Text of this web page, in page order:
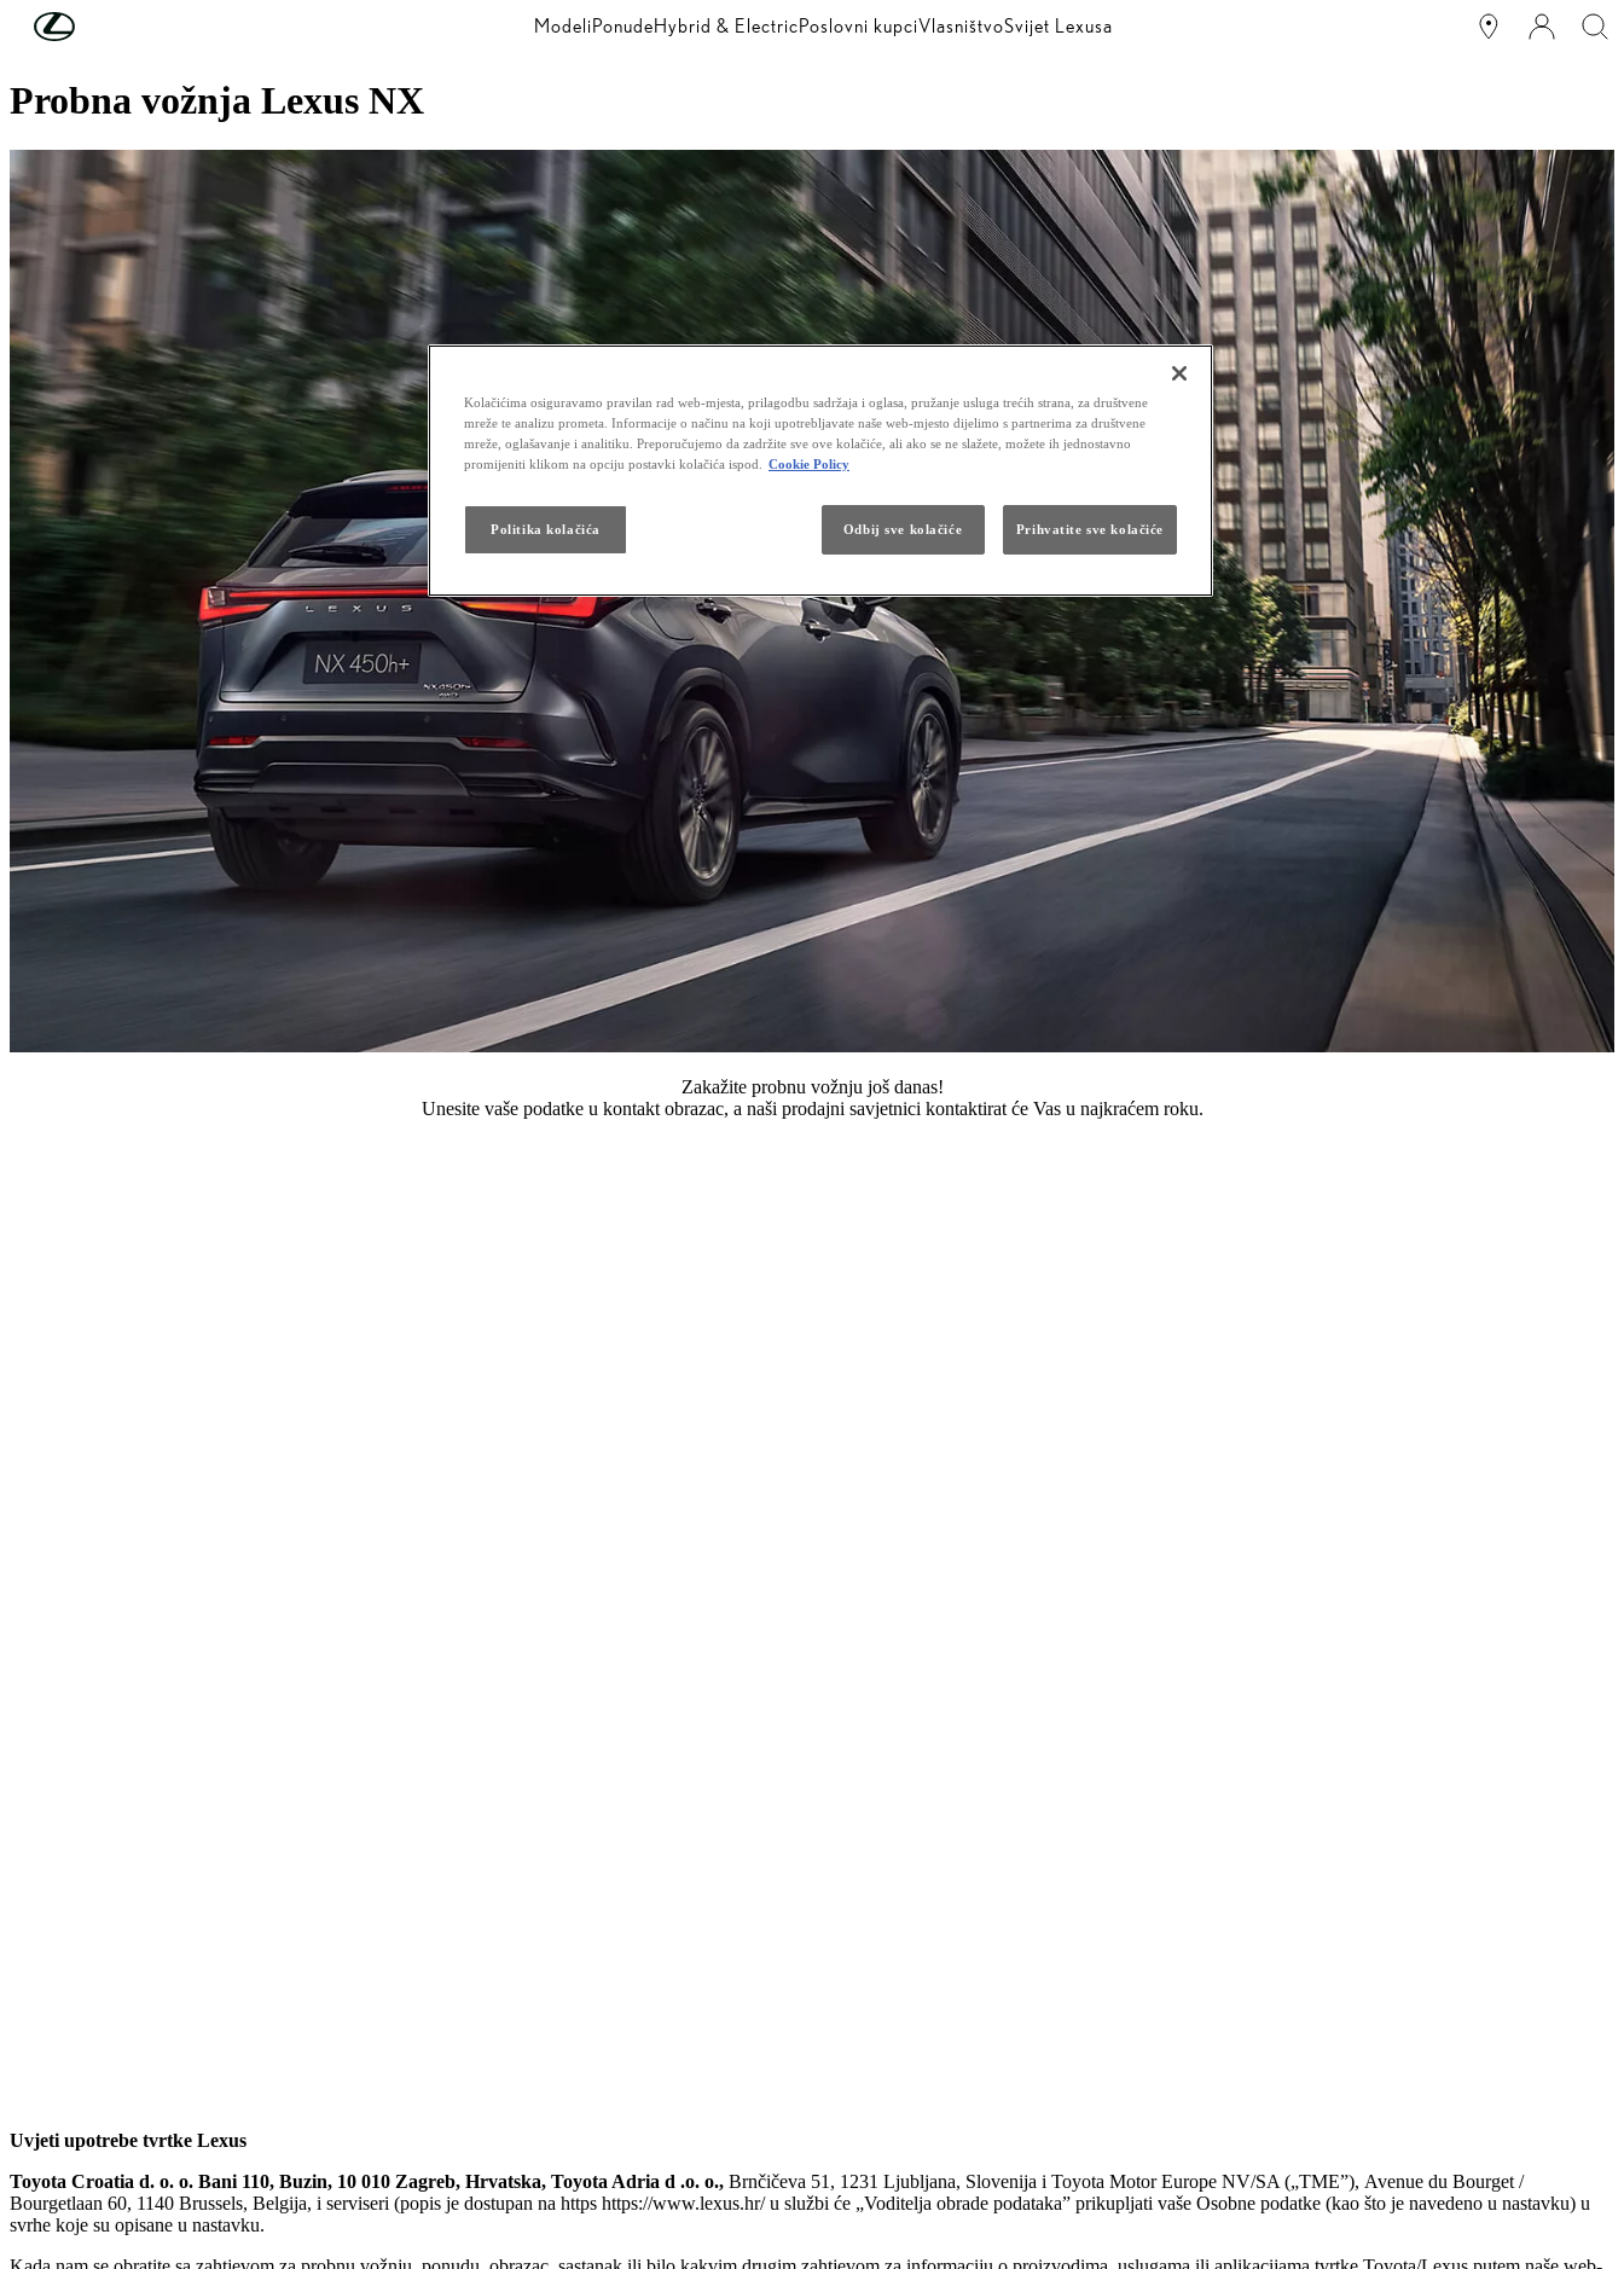
Skip to Main Content ModeliPonudeHybrid & ElectricPoslovni kupciVlasništvoSvijet Lexusa
LEXUS NX
Probna vožnja Lexus NX
Zakažite probnu vožnju još danas!
Unesite vaše podatke u kontakt obrazac, a naši prodajni savjetnici kontaktirat će Vas u najkraćem roku.
Uvjeti upotrebe tvrtke Lexus
Toyota Croatia d. o. o. Bani 110, Buzin, 10 010 Zagreb, Hrvatska, Toyota Adria d .o. o., Brnčičeva 51, 1231 Ljubljana, Slovenija i Toyota Motor Europe NV/SA („TME”), Avenue du Bourget /
Bourgetlaan 60, 1140 Brussels, Belgija, i serviseri (popis je dostupan na https https://www.lexus.hr/ u službi će „Voditelja obrade podataka” prikupljati vaše Osobne podatke (kao što je navedeno u nastavku) u
svrhe koje su opisane u nastavku.
Kolačićima osiguravamo pravilan rad web-mjesta, prilagodbu sadržaja i oglasa, pružanje usluga trećih strana, za društvene
mreže te analizu prometa. Informacije o načinu na koji upotrebljavate naše web-mjesto dijelimo s partnerima za društvene
mreže, oglašavanje i analitiku. Preporučujemo da zadržite sve ove kolačiće, ali ako se ne slažete, možete ih jednostavno
promijeniti klikom na opciju postavki kolačića ispod.
Cookie Policy
Politika kolačića Odbij sve kolačiće Prihvatite sve kolačiće